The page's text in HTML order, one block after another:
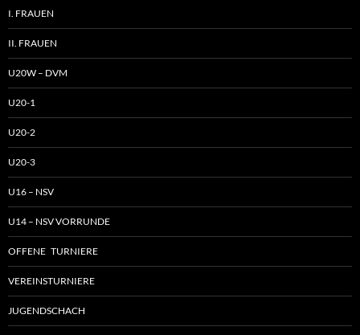
I. FRAUEN
II. FRAUEN
U20W – DVM
U20-1
U20-2
U20-3
U16 – NSV
U14 – NSV VORRUNDE
OFFENE TURNIERE
VEREINSTURNIERE
JUGENDSCHACH